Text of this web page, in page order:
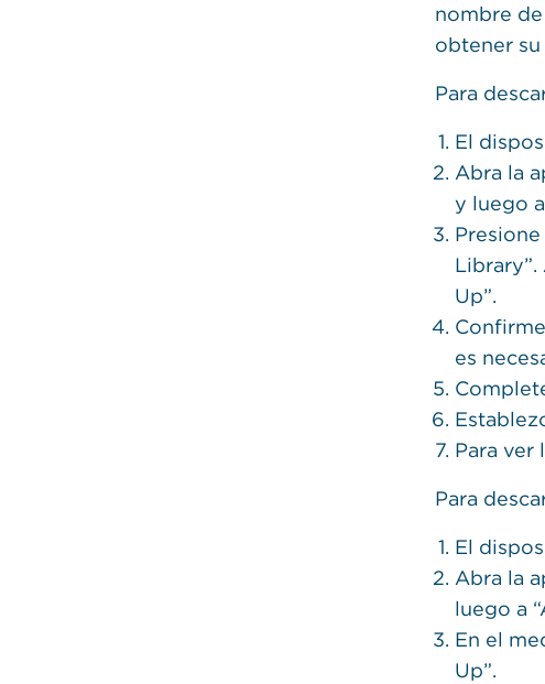
nombre
obtener
Para
El
Abra la
y luego
Library”.
Up”.
es
Para ver
Para
El
Abra la
luego a
En el
Up”.